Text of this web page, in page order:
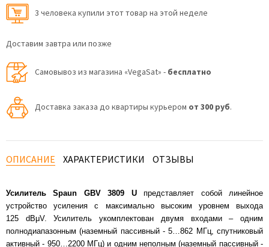
3 человекa купили этот товар на этой неделе
Доставим завтра или позже
Самовывоз из магазина «VegaSat» - бесплатно
Доставка заказа до квартиры курьером от 300 руб.
ОПИСАНИЕ ХАРАКТЕРИСТИКИ ОТЗЫВЫ
Усилитель Spaun GBV 3809 Uпредставляет собой линейное
устройство усиления с максимально высоким уровнем выхода
125 dBμV. Усилитель укомплектован двумя входами – одним
полнодиапазонным (наземный пассивный - 5…862 МГц, спутниковый
активный - 950…2200 МГц) и одним неполным (наземный пассивный -